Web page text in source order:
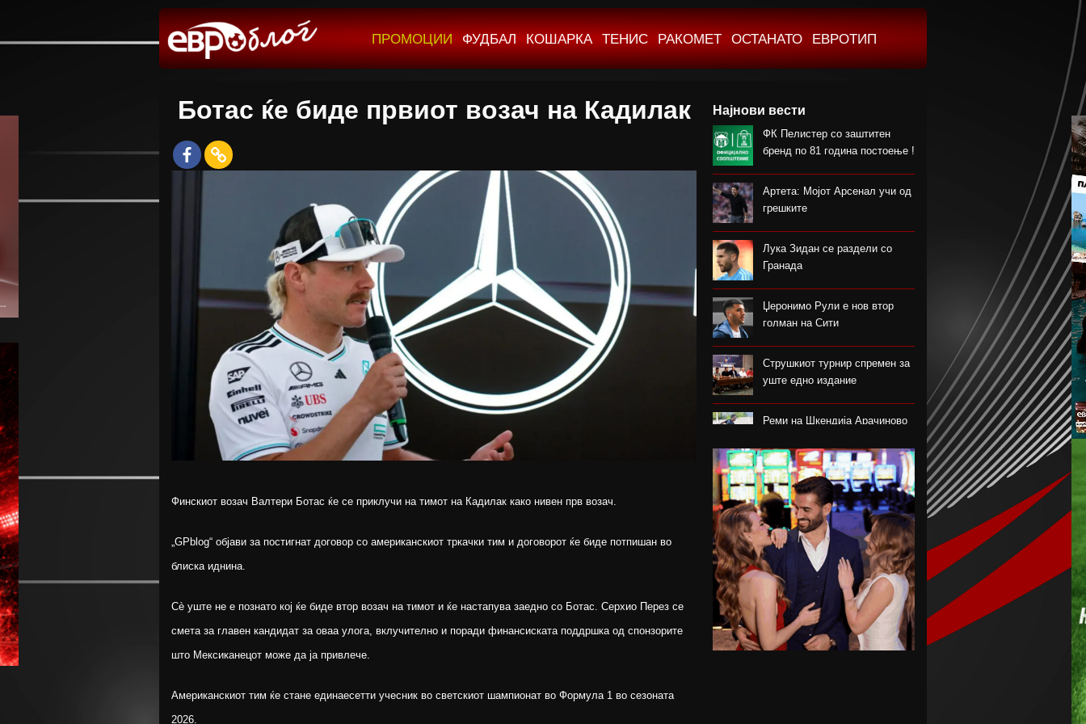
ПРОМОЦИИ ФУДБАЛ КОШАРКА ТЕНИС РАКОМЕТ ОСТАНАТО ЕВРОТИП
Ботас ќе биде првиот возач на Кадилак
Финскиот возач Валтери Ботас ќе се приклучи на тимот на Кадилак како нивен прв возач.
„GPblog“ објави за постигнат договор со американскиот тркачки тим и договорот ќе биде потпишан во
блиска иднина.
Сè уште не е познато кој ќе биде втор возач на тимот и ќе настапува заедно со Ботас. Серхио Перез се
смета за главен кандидат за оваа улога, вклучително и поради финансиската поддршка од спонзорите
што Мексиканецот може да ја привлече.
Американскиот тим ќе стане единаесетти учесник во светскиот шампионат во Формула 1 во сезоната
2026.
Најнови вести
ФК Пелистер со заштитен
бренд по 81 година постоење !
Артета: Мојот Арсенал учи од
грешките
Лука Зидан се раздели со
Гранада
Џеронимо Рули е нов втор
голман на Сити
Струшкиот турнир спремен за
уште едно издание
Реми на Шкендија Арачиново
второто коло на ПМФЛ
Јунајтед позајми два свои
голови
Пеп Чаварија од Рајо пред
потпис со Челзи
Рајндерс е приоритет на Јуве
во летниот преоден рок